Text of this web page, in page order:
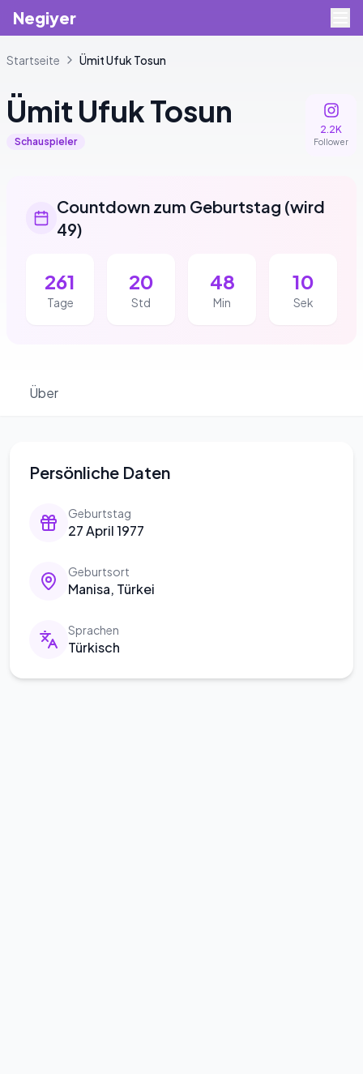
Negiyer
Startseite ÜmitUfuk Tosun
Ümit Ufuk Tosun
Schauspieler
2.2K
Follower
Countdown zum Geburtstag (wird
49)
261
Tage
20
Std
48
Min
9
Sek
Über
Persönliche Daten
Geburtstag
27 April 1977
Geburtsort
Manisa, Türkei
Sprachen
Türkisch